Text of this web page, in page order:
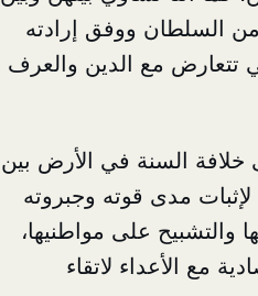
السلطان ووفق إرادته
تتعارض مع الدين والعرف
السنة في الأرض بين
مدى قوته وجبروته
على مواطنيها،
مع الأعداء لاتقاء